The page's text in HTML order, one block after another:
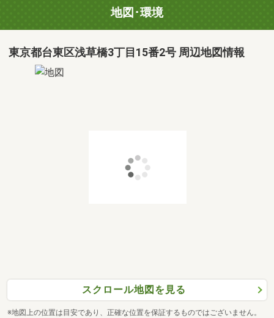
地図･環境
東京都台東区浅草橋3丁目15番2号 周辺地図情報
スクロール地図を見る
※地図上の位置は目安であり、正確な位置を保証するものではございません。